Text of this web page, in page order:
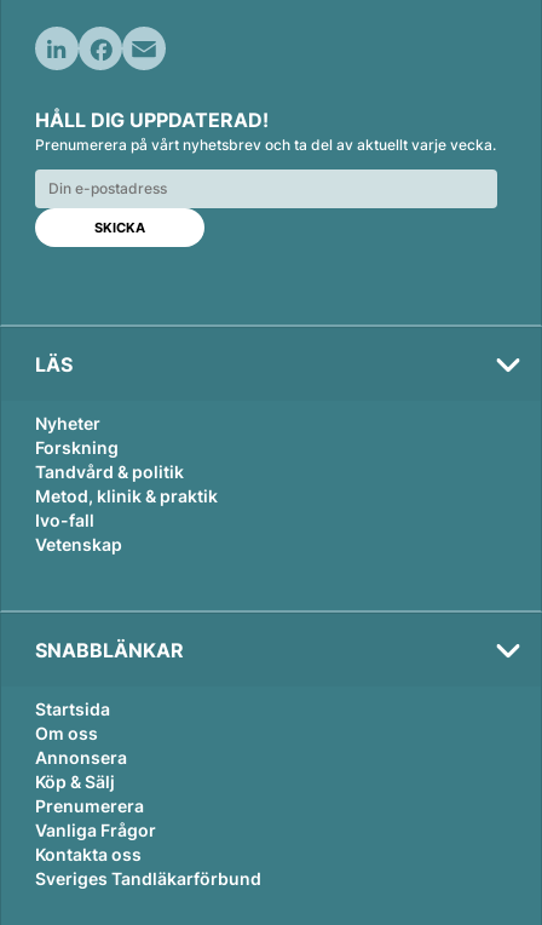
n
k
e
d
n
c
e
b
o
o
k
a
i
l
HÅLL DIG UPPDATERAD!
Prenumerera på vårt nyhetsbrev och ta del av aktuellt varje vecka.
LÄS
Nyheter
Forskning
Tandvård & politik
Metod, klinik & praktik
Ivo-fall
Vetenskap
SNABBLÄNKAR
Startsida
Om oss
Annonsera
Köp & Sälj
Prenumerera
Vanliga Frågor
Kontakta oss
Sveriges Tandläkarförbund